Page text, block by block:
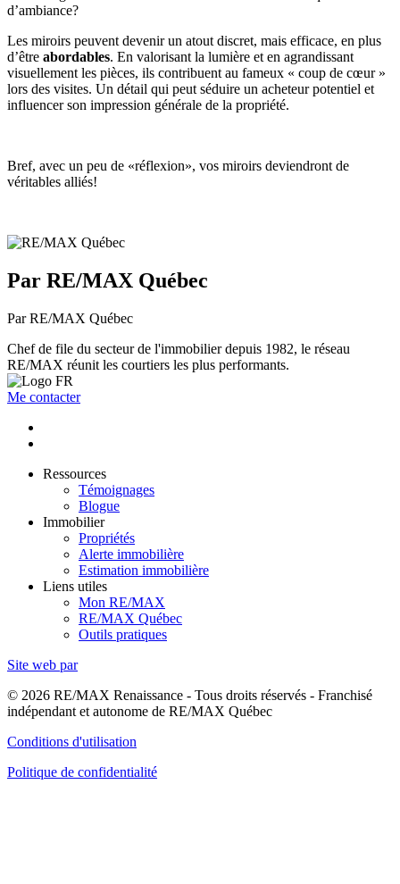
d’ambiance?
Les miroirs peuvent devenir un atout discret, mais efficace, en plus
d’être abordables. En valorisant la lumière et en agrandissant
visuellement les pièces, ils contribuent au fameux « coup de cœur »
lors des visites. Un détail qui peut séduire un acheteur potentiel et
influencer son impression générale de la propriété.
Bref, avec un peu de «réflexion», vos miroirs deviendront de
véritables alliés!
Par RE/MAX Québec
Par RE/MAX Québec
Chef de file du secteur de l'immobilier depuis 1982, le réseau
RE/MAX réunit les courtiers les plus performants.
Me contacter
Ressources
Témoignages
Blogue
Immobilier
Propriétés
Alerte immobilière
Estimation immobilière
Liens utiles
Mon RE/MAX
RE/MAX Québec
Outils pratiques
Site web par
© 2026 RE/MAX Renaissance - Tous droits réservés - Franchisé
indépendant et autonome de RE/MAX Québec
Conditions d'utilisation
Politique de confidentialité